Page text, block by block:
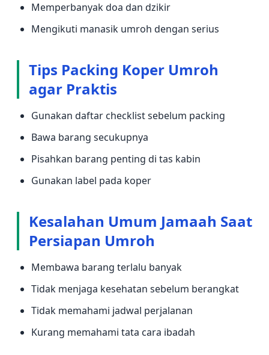
Memperbanyak doa dan dzikir
Mengikuti manasik umroh dengan serius
Tips Packing Koper Umroh
agar Praktis
Gunakan daftar checklist sebelum packing
Bawa barang secukupnya
Pisahkan barang penting di tas kabin
Gunakan label pada koper
Kesalahan Umum Jamaah Saat
Persiapan Umroh
Membawa barang terlalu banyak
Tidak menjaga kesehatan sebelum berangkat
Tidak memahami jadwal perjalanan
Kurang memahami tata cara ibadah